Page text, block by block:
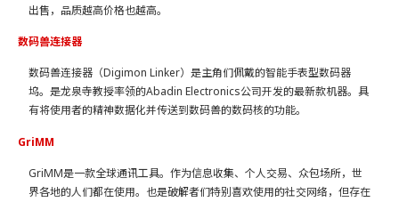
出售，品质越高价格也越高。​
数码兽连接器
数码兽连接器（Digimon Linker）是主角们佩戴的智能手表型数码器
坞。是龙泉寺教授率领的Abadin Electronics公司开发的最新款机器。具
有将使用者的精神数据化并传送到数码兽的数码核的功能。
GriMM​
GriMM​是一款全球通讯工具。作为信息收集、个人交易、众包场所，世
界各地的人们都在使用。​也是破解者们特别喜欢使用的社交网络，但存在